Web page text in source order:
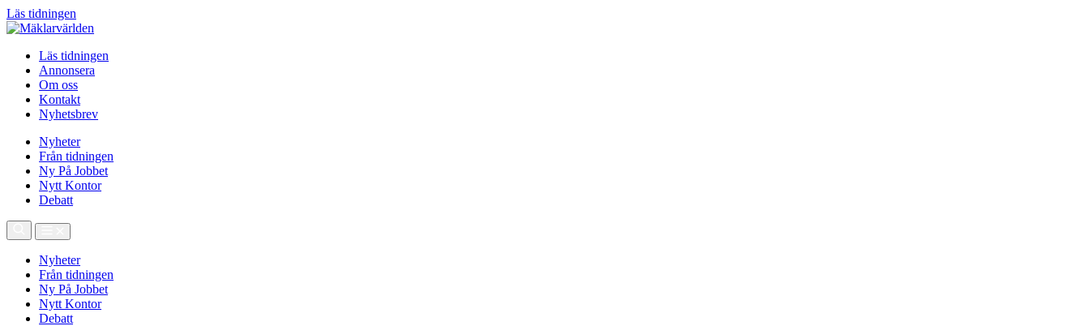
Läs tidningen
Läs tidningen
Annonsera
Om oss
Kontakt
Nyhetsbrev
Nyheter
Från tidningen
Ny På Jobbet
Nytt Kontor
Debatt
Nyheter
Från tidningen
Ny På Jobbet
Nytt Kontor
Debatt